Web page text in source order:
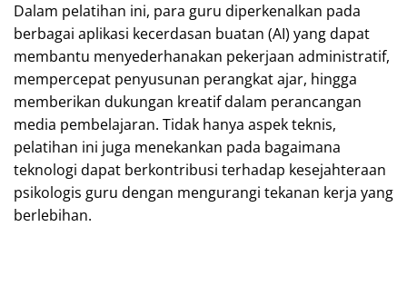
Dalam pelatihan ini, para guru diperkenalkan pada
berbagai aplikasi kecerdasan buatan (AI) yang dapat
membantu menyederhanakan pekerjaan administratif,
mempercepat penyusunan perangkat ajar, hingga
memberikan dukungan kreatif dalam perancangan
media pembelajaran. Tidak hanya aspek teknis,
pelatihan ini juga menekankan pada bagaimana
teknologi dapat berkontribusi terhadap kesejahteraan
psikologis guru dengan mengurangi tekanan kerja yang
berlebihan.